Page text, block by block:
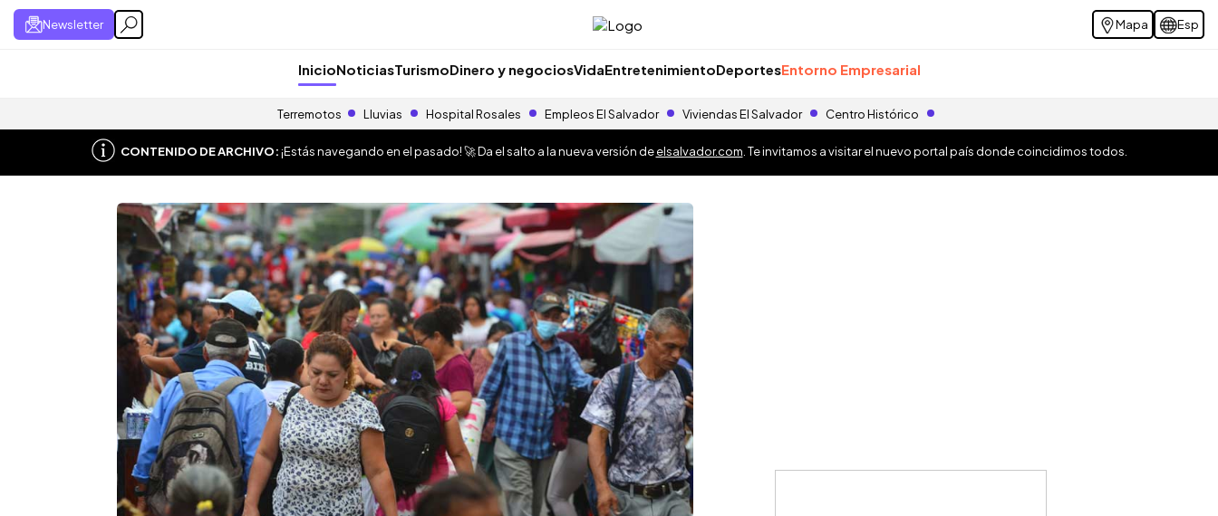
Newsletter Mapa Esp
InicioNoticiasTurismoDinero y negociosVidaEntretenimientoDeportesEntorno Empresarial
Terremotos Lluvias Hospital Rosales Empleos El Salvador Viviendas El Salvador Centro Histórico
CONTENIDO DE ARCHIVO:¡Estás navegando en el pasado! 🚀 Da el salto a la nueva versión deelsalvador.com . Te invitamos a visitar el nuevo portal país donde coincidimos todos.